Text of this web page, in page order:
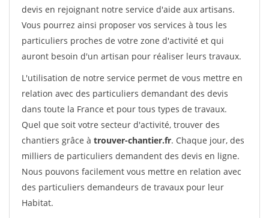
devis en rejoignant notre service d'aide aux artisans.
Vous pourrez ainsi proposer vos services à tous les
particuliers proches de votre zone d'activité et qui
auront besoin d'un artisan pour réaliser leurs travaux.
L'utilisation de notre service permet de vous mettre en
relation avec des particuliers demandant des devis
dans toute la France et pour tous types de travaux.
Quel que soit votre secteur d'activité, trouver des
chantiers grâce à trouver-chantier.fr. Chaque jour, des
milliers de particuliers demandent des devis en ligne.
Nous pouvons facilement vous mettre en relation avec
des particuliers demandeurs de travaux pour leur
Habitat.